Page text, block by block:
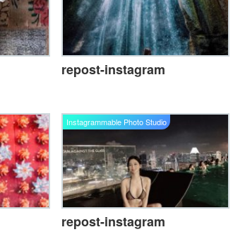
repost-instagram
Instagrammable Photo Studio
repost-instagram